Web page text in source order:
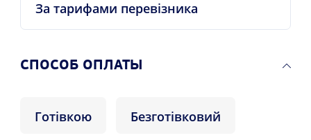
За тарифами перевізника
CПОСОБ ОПЛАТЫ
Готівкою Безготівковий